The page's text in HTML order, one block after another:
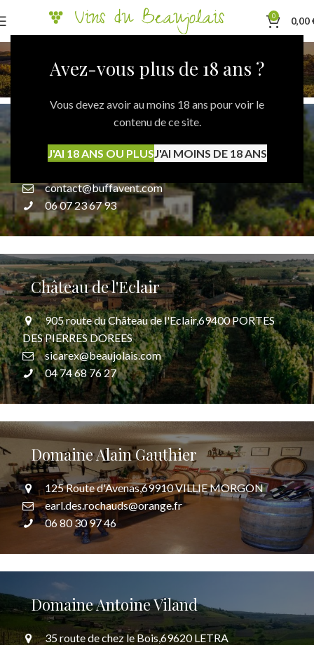
Avez-vous plus de 18 ans ?
Vous devez avoir au moins 18 ans pour voir le
contenu de ce site.
J'AI 18 ANS OU PLUSJ'AI MOINS DE 18 ANS
0 0,00
Nos domaines
Nos domaines
contact@buffavent.com
06 07 23 67 93
Château de l'Eclair
905 route du Château de l'Eclair,69400 PORTES
DES PIERRES DOREES
sicarex@beaujolais.com
04 74 68 76 27
Domaine Alain Gauthier
125 Route d'Avenas,69910 VILLIE MORGON
earl.des.rochauds@orange.fr
06 80 30 97 46
Domaine Antoine Viland
35 route de chez le Bois,69620 LETRA